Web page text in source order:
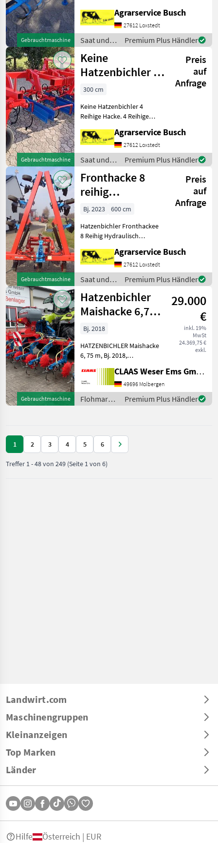
Gebrauchtmaschine
Hackgerät mit gefederten
Hackscharen 2 fach Saat
und Pflege Hackgeräte / Rei
Agrarservice Busch
27612 Loxstedt
Saat und
Pflege /
Hatzenbichler
Premium Plus Händler
Gebrauchtmaschine
Keine
Hatzenbichler 4
Reihige Hacke
Keine Schmot
Preis
auf
Anfrage
300 cm
Keine Hatzenbichler 4
Reihige Hacke. 4 Reihige
Ausführung für Frontanbau
sowie auch Heckanbau mit
Schutzscheiben und
gefederten Gänsfußscharen
Bit
Agrarservice Busch
27612 Loxstedt
Saat und
Pflege /
Hatzenbichler
Premium Plus Händler
Gebrauchtmaschine
Fronthacke 8
reihig
Hatzenbichler
hydr. Klappung
Preis
auf
Anfrage
Bj. 2023
600 cm
Hatzenbichler Fronthackee
8 Reihig Hydraulisch
Arbeitsbreite Achtung es
gibt 19 Bilder zur
Gerätedokumentaion
!!!!!!!!!!!!!!!!!!!!!!!!!!!!!!!!!!!!!!!!
Agrarservice Busch
27612 Loxstedt
Saat und
Pflege /
Hatzenbichler
Premium Plus Händler
Gebrauchtmaschine
Hatzenbichler
Maishacke 6,75
m,
Kamerasteuerung,
Sägerät Air 8
29.000
€
inkl. 19%
MwSt
24.369,75 €
exkl.
Bj. 2018
HATZENBICHLER Maishacke
6, 75 m, Bj. 2018,
reiher, HATZENBICHLER
Kamerasteuerung
Standard,
Arbeitsbeleuchtung,
CLAAS Weser Ems GmbH
49696 Molbergen
Flohmarkt
/
Premium Plus Händler
1 2 3 4 5 6
Treffer 1-48von 249 (Seite 1 von 6)
Landwirt.com
Maschinengruppen
Kleinanzeigen
Top Marken
Länder
Hilfe Österreich | EUR